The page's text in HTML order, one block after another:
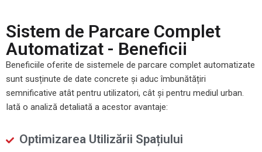
Sistem de Parcare Complet
Automatizat - Beneficii
Beneficiile oferite de sistemele de parcare complet automatizate
sunt susținute de date concrete și aduc îmbunătățiri
semnificative atât pentru utilizatori, cât și pentru mediul urban.
Iată o analiză detaliată a acestor avantaje:
Optimizarea Utilizării Spațiului